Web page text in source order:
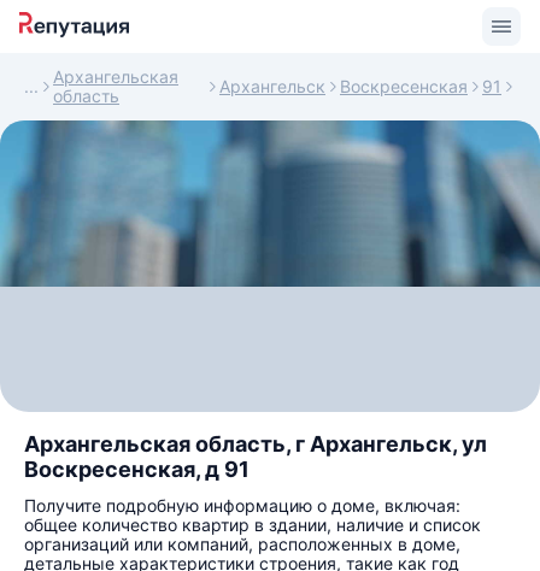
Архангельская
область
Архангельск Воскресенская 91
Архангельская область, г Архангельск, ул
Воскресенская, д 91
Получите подробную информацию о доме, включая:
общее количество квартир в здании, наличие и список
организаций или компаний, расположенных в доме,
детальные характеристики строения, такие как год